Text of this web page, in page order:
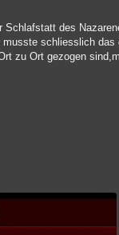
Schlafstatt des
schliesslich
zu Ort gezogen